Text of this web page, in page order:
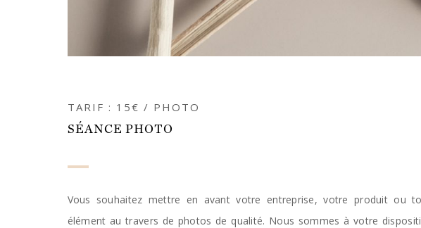
TARIF : 15€ / PHOTO
SÉANCE PHOTO
Vous souhaitez mettre en avant votre entreprise, votre produit ou
élément au travers de photos de qualité. Nous sommes à votre